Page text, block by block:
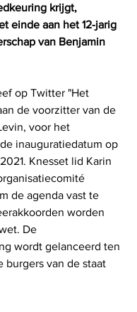
krijgt,
einde aan het 12-jarig
van Benjamin
op Twitter "Het
de voorzitter van de
voor het
inauguratiedatum op
Knesset lid Karin
de agenda vast te
worden
De
wordt gelanceerd ten
burgers van de staat